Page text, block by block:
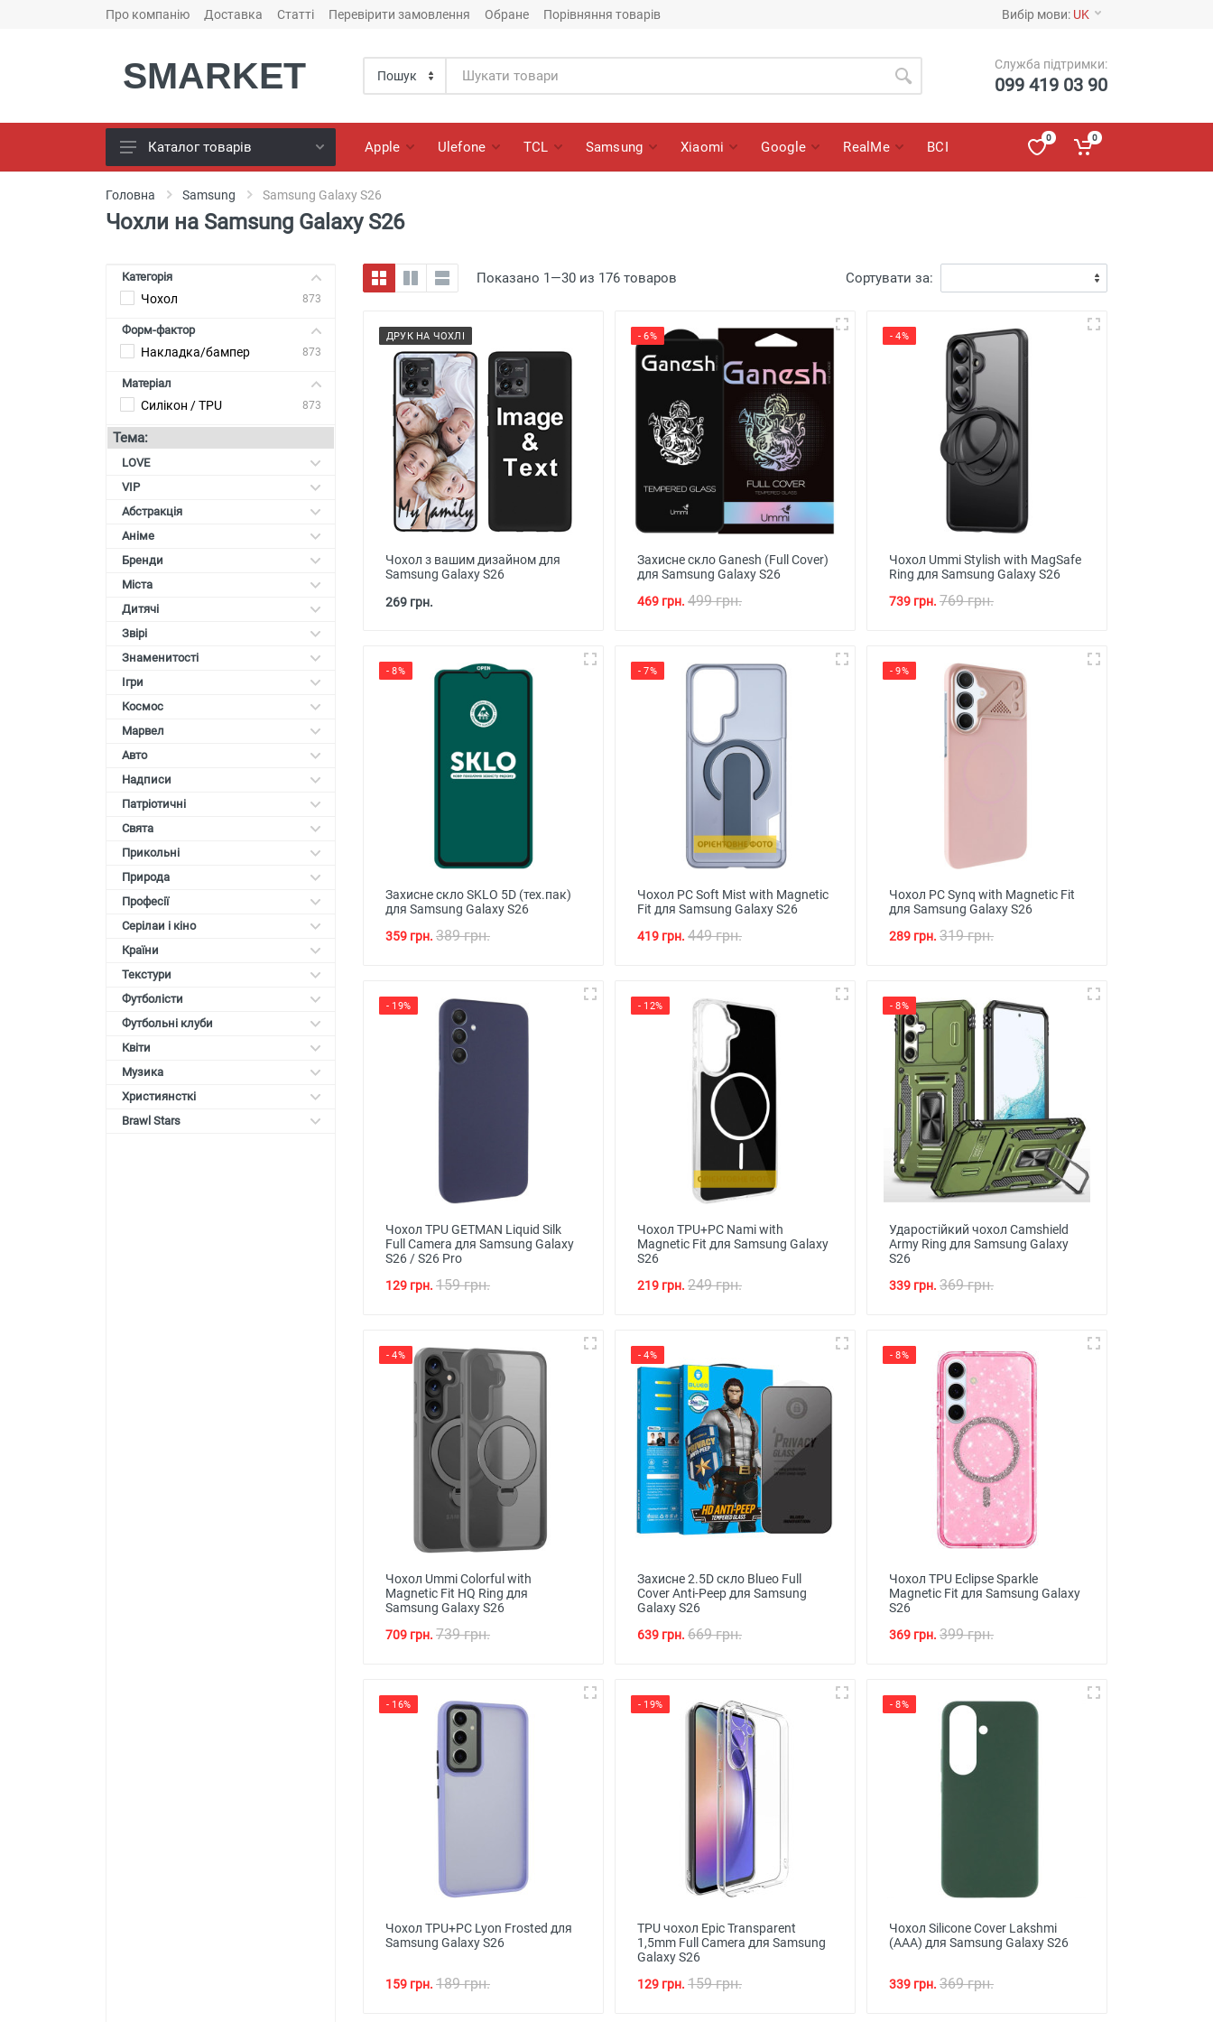
Про компанію Доставка Статті Перевірити замовлення Обране Порівняння товарів Вибір мови: UK
SMARKET Служба підтримки:
099 419 03 90
Чохли для телефонів
Конструктор чохлів
Bluetooth колоноки
Універсальні навушники
Кабелі для смартфонів
Карти пам'яті
Автоаксесуари для смартфонів
Смарт гаджети та аксесуари
Каталог товарів Apple Ulefone TCL Samsung Xiaomi Google RealMe ВСІ
0 0
Головна Samsung Samsung Galaxy S26
Чохли на Samsung Galaxy S26
Категорія
Чохол 873
Форм-фактор
Накладка/бампер 873
Матеріал
Силікон / TPU 873
Тема:
LOVE
VIP
Абстракція
Аніме
Бренди
Міста
Дитячі
Звірі
Знаменитості
Ігри
Космос
Марвел
Авто
Надписи
Патріотичні
Свята
Прикольні
Природа
Професії
Серілаи і кіно
Країни
Текстури
Футболісти
Футбольні клуби
Квіти
Музика
Християнсткі
Brawl Stars
Показано 1—30 из 176 товаров Сортувати за:
ДРУК НА ЧОХЛІ
Чохол з вашим дизайном для
Samsung Galaxy S26
269 грн.
- 6%
Захисне скло Ganesh (Full Cover)
для Samsung Galaxy S26
469 грн. 499 грн.
- 4%
Чохол Ummi Stylish with MagSafe
Ring для Samsung Galaxy S26
739 грн. 769 грн.
- 8%
Захисне скло SKLO 5D (тех.пак)
для Samsung Galaxy S26
359 грн. 389 грн.
- 7%
Чохол PC Soft Mist with Magnetic
Fit для Samsung Galaxy S26
419 грн. 449 грн.
- 9%
Чохол PC Synq with Magnetic Fit
для Samsung Galaxy S26
289 грн. 319 грн.
- 19%
Чохол TPU GETMAN Liquid Silk
Full Camera для Samsung Galaxy
S26 / S26 Pro
129 грн. 159 грн.
- 12%
Чохол TPU+PC Nami with
Magnetic Fit для Samsung Galaxy
S26
219 грн. 249 грн.
- 8%
Ударостійкий чохол Camshield
Army Ring для Samsung Galaxy
S26
339 грн. 369 грн.
- 4%
Чохол Ummi Colorful with
Magnetic Fit HQ Ring для
Samsung Galaxy S26
709 грн. 739 грн.
- 4%
Захисне 2.5D скло Blueo Full
Cover Anti-Peep для Samsung
Galaxy S26
639 грн. 669 грн.
- 8%
Чохол TPU Eclipse Sparkle
Magnetic Fit для Samsung Galaxy
S26
369 грн. 399 грн.
- 16%
Чохол TPU+PC Lyon Frosted для
Samsung Galaxy S26
159 грн. 189 грн.
- 19%
TPU чохол Epic Transparent
1,5mm Full Camera для Samsung
Galaxy S26
129 грн. 159 грн.
- 8%
Чохол Silicone Cover Lakshmi
(AAA) для Samsung Galaxy S26
339 грн. 369 грн.